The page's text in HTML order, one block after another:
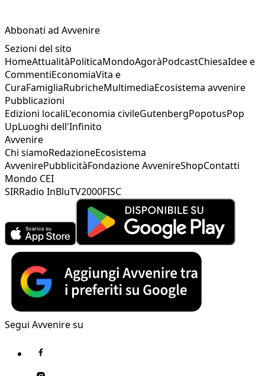
Abbonati ad Avvenire
Sezioni del sito
HomeAttualitàPoliticaMondoAgoràPodcastChiesaIdee e
CommentiEconomiaVita e
CuraFamigliaRubricheMultimediaEcosistema avvenire
Pubblicazioni
Edizioni localiL'economia civileGutenbergPopotusPop
UpLuoghi dell'Infinito
Avvenire
Chi siamoRedazioneEcosistema
AvvenirePubblicitàFondazione AvvenireShopContatti
Mondo CEI
SIRRadio InBluTV2000FISC
Segui Avvenire su